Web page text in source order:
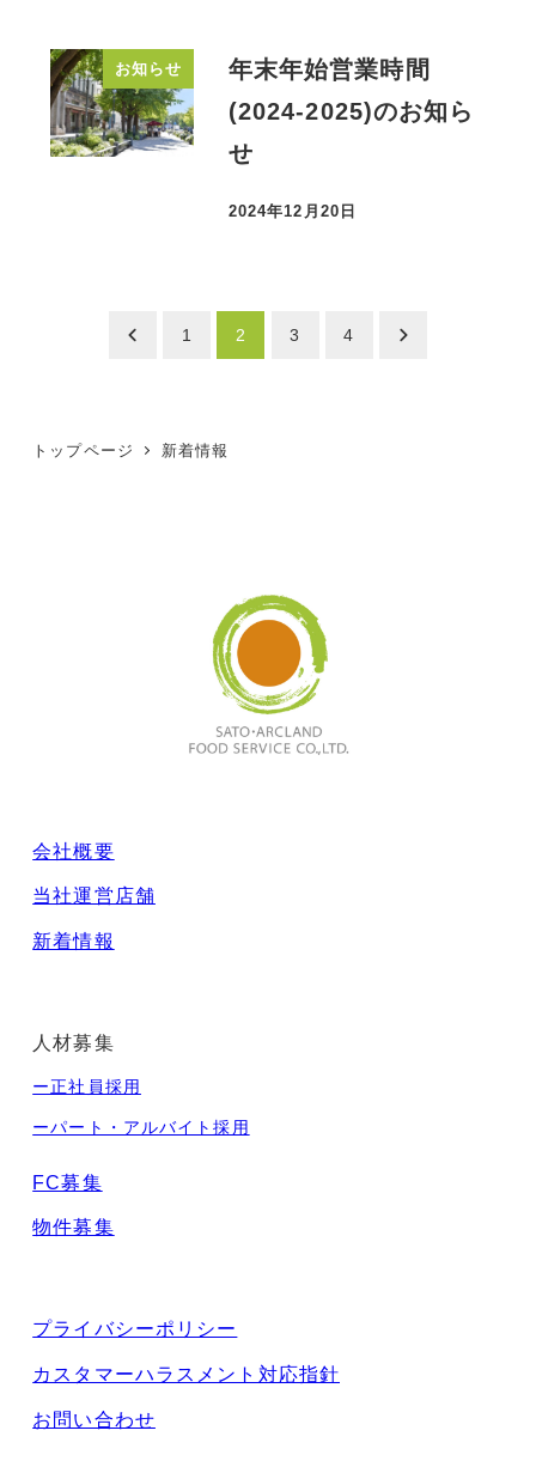
お知らせ
年末年始営業時間
(2024-2025)のお知ら
せ
投稿日
2024年12月20日
ペ
1 2 3 4
トップページ 新着情報
会社概要
当社運営店舗
新着情報
人材募集
ー正社員採用
ーパート・アルバイト採用
FC募集
物件募集
プライバシーポリシー
カスタマーハラスメント対応指針
お問い合わせ